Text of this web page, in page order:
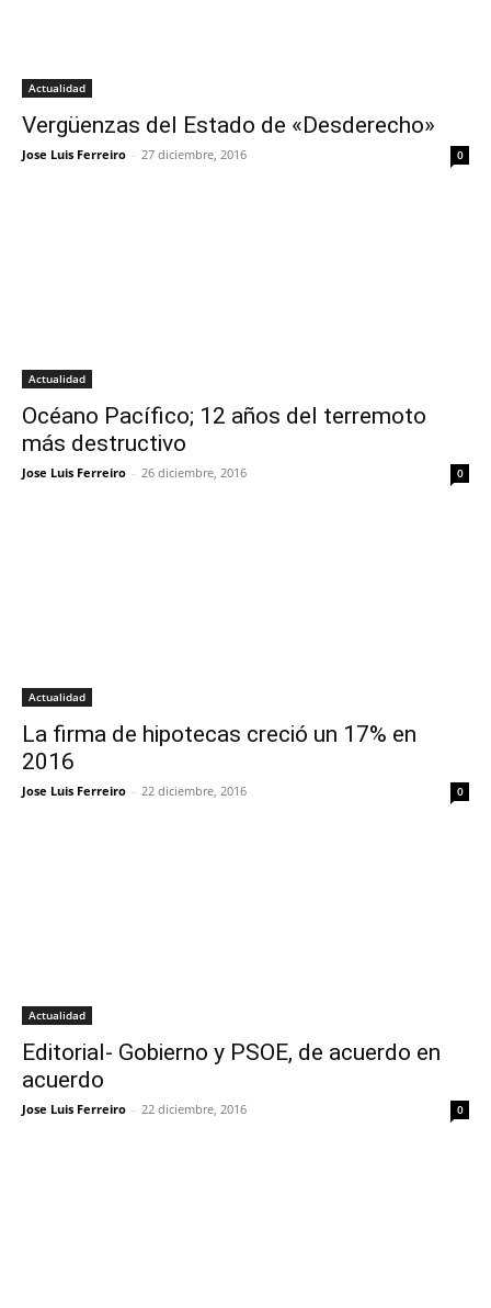
Actualidad
Vergüenzas del Estado de «Desderecho»
Jose Luis Ferreiro - 27 diciembre, 2016 0
Actualidad
Océano Pacífico; 12 años del terremoto
más destructivo
Jose Luis Ferreiro - 26 diciembre, 2016 0
Actualidad
La firma de hipotecas creció un 17% en
2016
Jose Luis Ferreiro - 22 diciembre, 2016 0
Actualidad
Editorial- Gobierno y PSOE, de acuerdo en
acuerdo
Jose Luis Ferreiro - 22 diciembre, 2016 0